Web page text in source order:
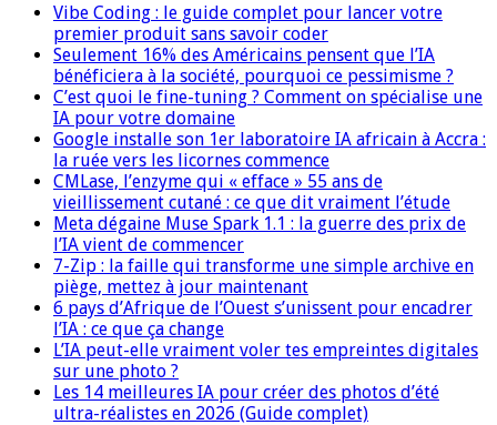
Vibe Coding : le guide complet pour lancer votre
premier produit sans savoir coder
Seulement 16% des Américains pensent que l’IA
bénéficiera à la société, pourquoi ce pessimisme ?
C’est quoi le fine-tuning ? Comment on spécialise une
IA pour votre domaine
Google installe son 1er laboratoire IA africain à Accra :
la ruée vers les licornes commence
CMLase, l’enzyme qui « efface » 55 ans de
vieillissement cutané : ce que dit vraiment l’étude
Meta dégaine Muse Spark 1.1 : la guerre des prix de
l’IA vient de commencer
7-Zip : la faille qui transforme une simple archive en
piège, mettez à jour maintenant
6 pays d’Afrique de l’Ouest s’unissent pour encadrer
l’IA : ce que ça change
L’IA peut-elle vraiment voler tes empreintes digitales
sur une photo ?
Les 14 meilleures IA pour créer des photos d’été
ultra-réalistes en 2026 (Guide complet)